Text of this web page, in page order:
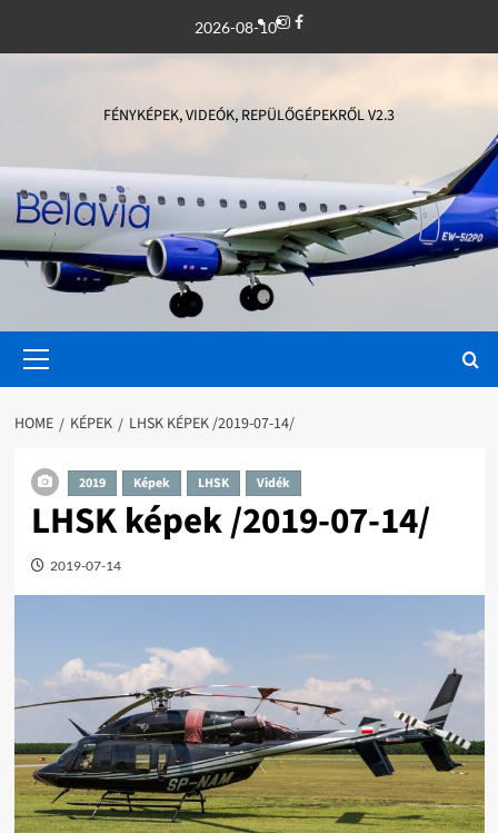
2026-08-10Instagram
Facebook
FÉNYKÉPEK, VIDEÓK, REPÜLŐGÉPEKRŐL V2.3
Menu
HOME KÉPEK LHSK KÉPEK /2019-07-14/
2019 Képek LHSK Vidék
LHSK képek /2019-07-14/
2019-07-14